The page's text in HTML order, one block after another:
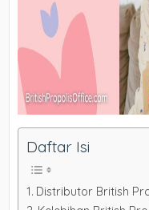
Daftar Isi
Distributor British